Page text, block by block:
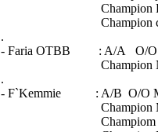
Champion
Champion club
.
- Faria OTBB : A/A O/O
Champion
.
- F`Kemmie : A/B O/O
Champion
Champiom